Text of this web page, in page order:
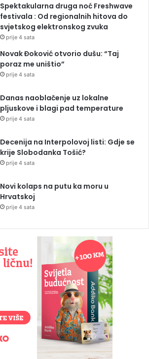
Spektakularna druga noć Freshwave
festivala : Od regionalnih hitova do
svjetskog elektronskog zvuka
prije 4 sata
Novak Đoković otvorio dušu: “Taj
poraz me uništio”
prije 4 sata
Danas naoblačenje uz lokalne
pljuskove i blagi pad temperature
prije 4 sata
Decenija na Interpolovoj listi: Gdje se
krije Slobodanka Tošić?
prije 4 sata
Novi kolaps na putu ka moru u
Hrvatskoj
prije 4 sata